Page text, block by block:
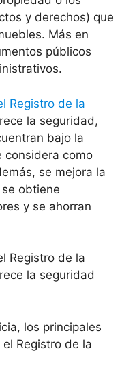
y derechos) que
Más en
públicos
Registro de la
la seguridad,
bajo la
considera como
se mejora la
obtiene
y se ahorran
Registro de la
la seguridad
los principales
Registro de la